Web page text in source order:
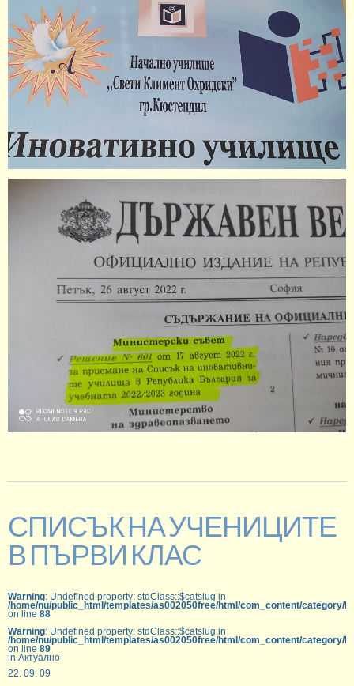
СПИСЪК НА УЧЕНИЦИТЕ
В ПЪРВИ КЛАС
Warning: Undefined property: stdClass::$catslug in
/home/nu/public_html/templates/as002050free/html/com_content/category/
on line 88
Warning: Undefined property: stdClass::$catslug in
/home/nu/public_html/templates/as002050free/html/com_content/category/
on line 89
in Актуално
22. 09. 09